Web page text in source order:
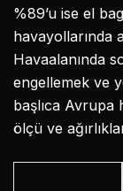
%89’u ise el
havayollarında
Havaalanında
engellemek ve
başlıca Avrupa
ölçü ve